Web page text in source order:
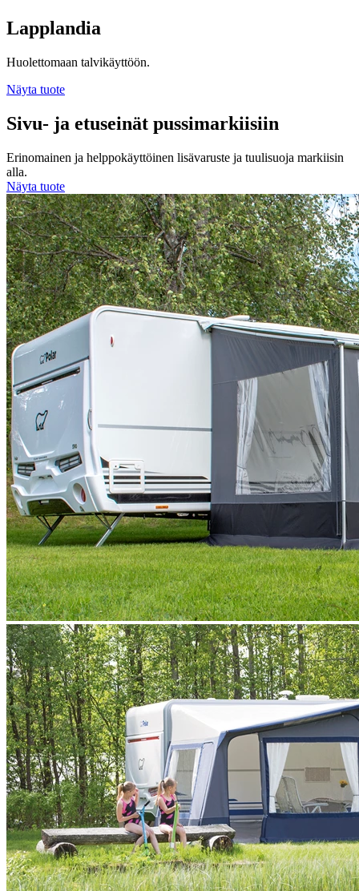
Lapplandia
Huolettomaan talvikäyttöön.
Näyta tuote
Sivu- ja etuseinät pussimarkiisiin
Erinomainen ja helppokäyttöinen lisävaruste ja tuulisuoja markiisin
alla.
Näyta tuote